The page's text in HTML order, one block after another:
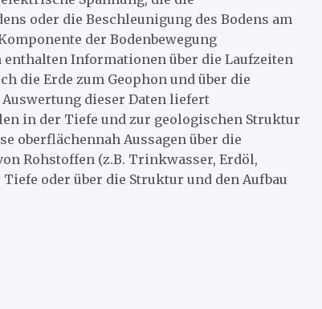
oder die Beschleunigung des Bodens am
der Bodenbewegung
enthalten Informationen über die Laufzeiten
die Erde zum Geophon und über die
dieser Daten liefert
in der Tiefe und zur geologischen Struktur
oberflächennah Aussagen über die
Rohstoffen (z.B. Trinkwasser, Erdöl,
oder über die Struktur und den Aufbau